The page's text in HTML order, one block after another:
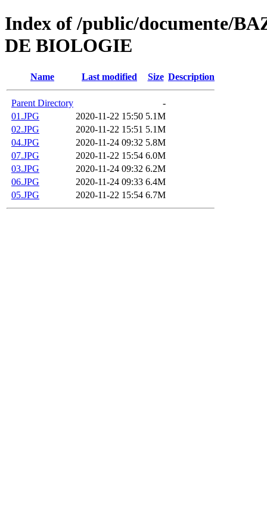
Index of /public/documente/
DE BIOLOGIE
Name Last modified Size Description
Parent Directory
-
01.JPG
2020-11-22 15:50 5.1M
02.JPG
2020-11-22 15:51 5.1M
04.JPG
2020-11-24 09:32 5.8M
07.JPG
2020-11-22 15:54 6.0M
03.JPG
2020-11-24 09:32 6.2M
06.JPG
2020-11-24 09:33 6.4M
05.JPG
2020-11-22 15:54 6.7M